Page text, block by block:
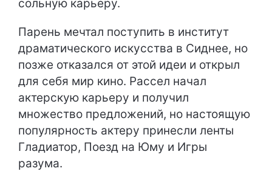
сольную карьеру.
Парень мечтал поступить в институт
драматического искусства в Сиднее, но
позже отказался от этой идеи и открыл
для себя мир кино. Рассел начал
актерскую карьеру и получил
множество предложений, но настоящую
популярность актеру принесли ленты
Гладиатор, Поезд на Юму и Игры
разума.